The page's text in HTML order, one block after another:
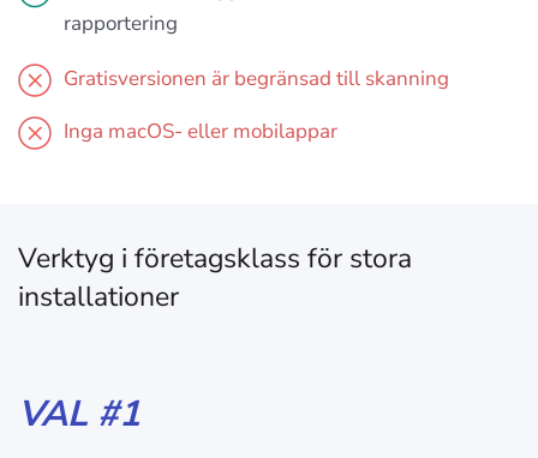
rapportering
Gratisversionen är begränsad till skanning
Inga macOS- eller mobilappar
Verktyg i företagsklass för stora
installationer
VAL #1